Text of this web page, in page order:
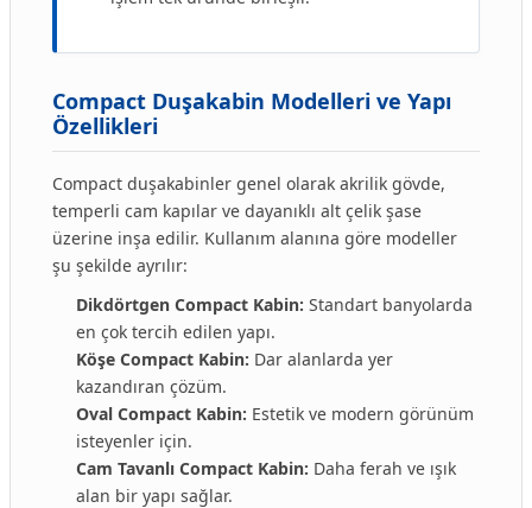
Compact Duşakabin Modelleri ve Yapı
Özellikleri
Compact duşakabinler genel olarak akrilik gövde,
temperli cam kapılar ve dayanıklı alt çelik şase
üzerine inşa edilir. Kullanım alanına göre modeller
şu şekilde ayrılır:
Dikdörtgen Compact Kabin: Standart banyolarda
en çok tercih edilen yapı.
Köşe Compact Kabin: Dar alanlarda yer
kazandıran çözüm.
Oval Compact Kabin: Estetik ve modern görünüm
isteyenler için.
Cam Tavanlı Compact Kabin: Daha ferah ve ışık
alan bir yapı sağlar.